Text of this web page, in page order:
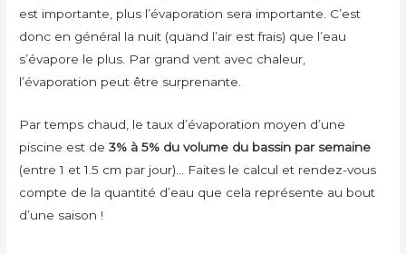
est importante, plus l’évaporation sera importante. C’est
donc en général la nuit (quand l’air est frais) que l’eau
s’évapore le plus. Par grand vent avec chaleur,
l’évaporation peut être surprenante.
Par temps chaud, le taux d’évaporation moyen d’une
piscine est de3% à 5% du volume du bassin par semaine
(entre 1 et 1.5 cm par jour)… Faites le calcul et rendez-vous
compte de la quantité d’eau que cela représente au bout
d’une saison !